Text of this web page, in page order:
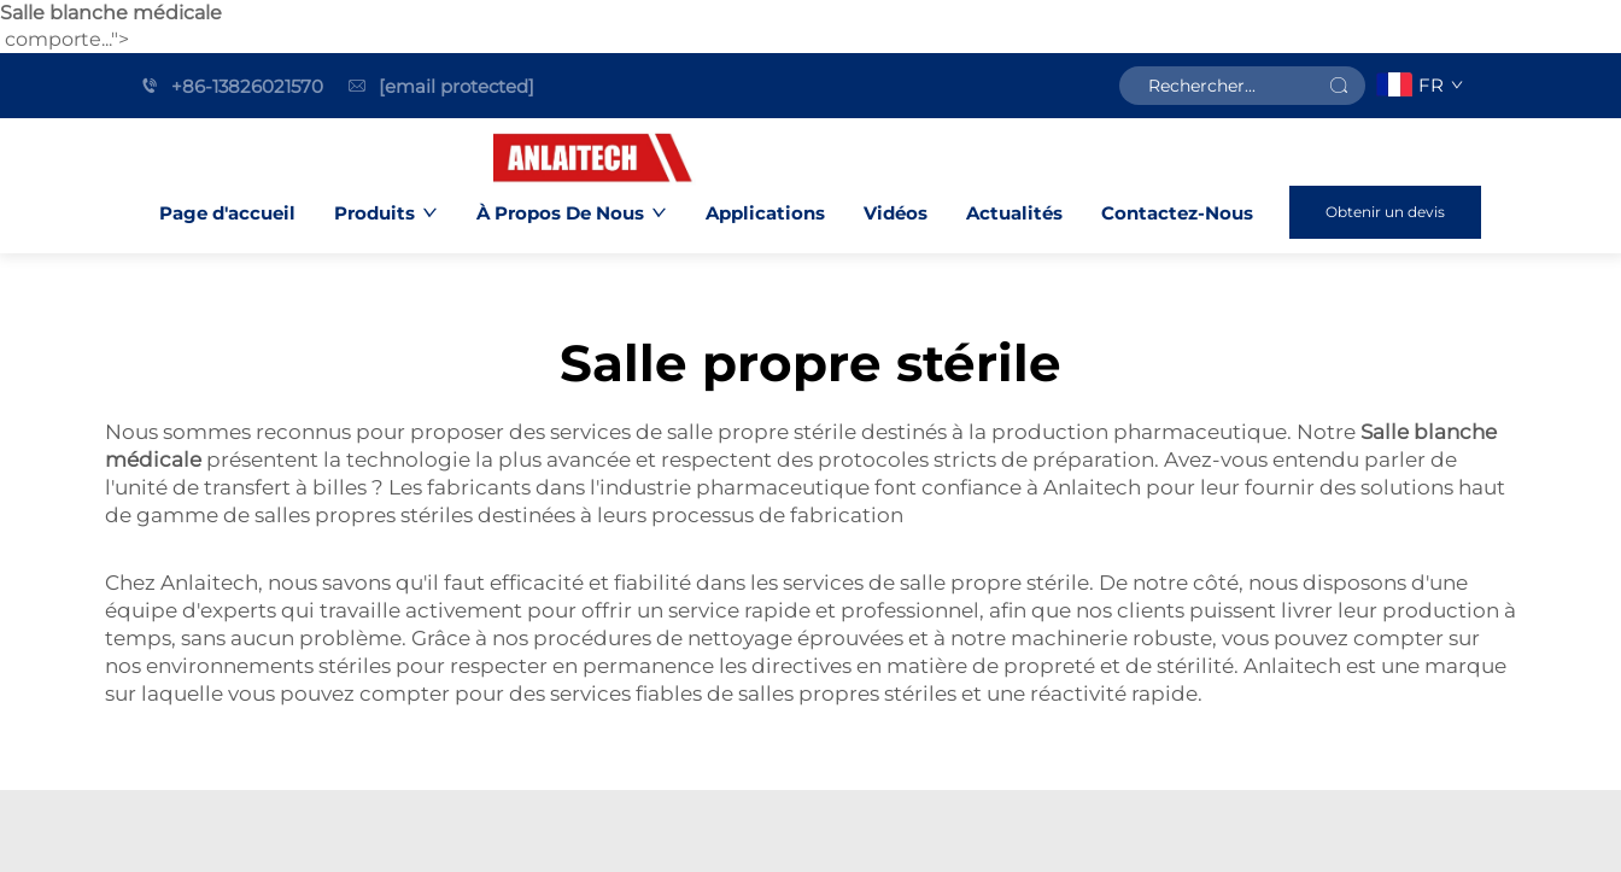
Salle blanche médicale
comporte...">
+86-13826021570 [email protected] FR
Page d'accueil Produits À Propos De Nous Applications Vidéos Actualités Contactez-Nous Obtenir un devis
Salle propre stérile
Nous sommes reconnus pour proposer des services de salle propre stérile destinés à la production pharmaceutique. Notre Salle blanche
médicale présentent la technologie la plus avancée et respectent des protocoles stricts de préparation. Avez-vous entendu parler de
l'unité de transfert à billes ? Les fabricants dans l'industrie pharmaceutique font confiance à Anlaitech pour leur fournir des solutions haut
de gamme de salles propres stériles destinées à leurs processus de fabrication
Chez Anlaitech, nous savons qu'il faut efficacité et fiabilité dans les services de salle propre stérile. De notre côté, nous disposons d'une
équipe d'experts qui travaille activement pour offrir un service rapide et professionnel, afin que nos clients puissent livrer leur production à
temps, sans aucun problème. Grâce à nos procédures de nettoyage éprouvées et à notre machinerie robuste, vous pouvez compter sur
nos environnements stériles pour respecter en permanence les directives en matière de propreté et de stérilité. Anlaitech est une marque
sur laquelle vous pouvez compter pour des services fiables de salles propres stériles et une réactivité rapide.